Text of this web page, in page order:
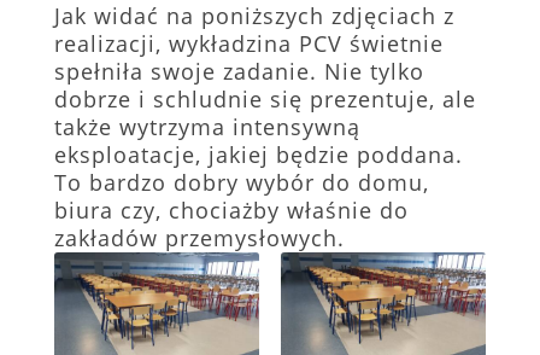
Jak widać na poniższych zdjęciach z
realizacji, wykładzina PCV świetnie
spełniła swoje zadanie. Nie tylko
dobrze i schludnie się prezentuje, ale
także wytrzyma intensywną
eksploatacje, jakiej będzie poddana.
To bardzo dobry wybór do domu,
biura czy, chociażby właśnie do
zakładów przemysłowych.